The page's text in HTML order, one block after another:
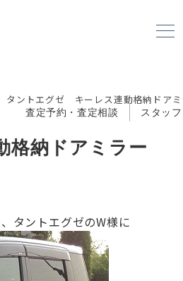
査定予約・査定相談 スタッ
タントエグゼ キーレス連動格納ドアミ
納ドアミラー
タントエグゼのW様に